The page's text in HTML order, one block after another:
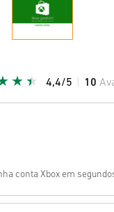
4,4/5 10
conta Xbox em